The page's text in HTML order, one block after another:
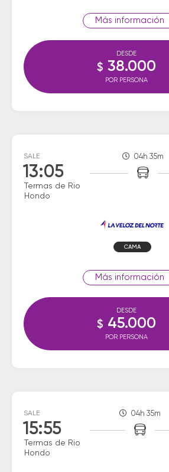
información
DESDE
$ 38.000
POR PERSONA
SALE
13:05
Termas de Rio
Hondo
04h 35m
CAMA
información
DESDE
$ 45.000
POR PERSONA
SALE
15:55
Termas de Rio
Hondo
04h 35m